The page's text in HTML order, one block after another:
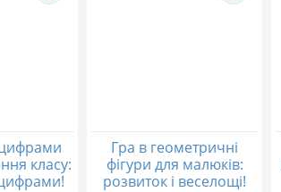
класу:
Гра в геометричні
фігури для малюків:
розвиток і веселощі!